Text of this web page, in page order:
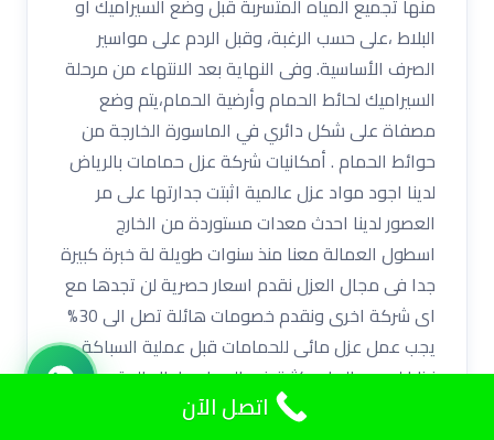
منها تجميع المياه المتسربة قبل وضع السيراميك أو
البلاط ،على حسب الرغبة، وقبل الردم على مواسير
الصرف الأساسية. وفى النهاية بعد الانتهاء من مرحلة
السيراميك لحائط الحمام وأرضية الحمام،يتم وضع
مصفاة على شكل دائري في الماسورة الخارجة من
حوائط الحمام . أمكانيات شركة عزل حمامات بالرياض
لدينا اجود مواد عزل عالمية اثبتت جدارتها على مر
العصور لدينا احدث معدات مستوردة من الخارج
اسطول العمالة معنا منذ سنوات طويلة لة خبرة كبيرة
جدا فى مجال العزل نقدم اسعار حصرية لن تجدها مع
اى شركة اخرى ونقدم خصومات هائلة تصل الى 30%
يجب عمل عزل مائى للحمامات قبل عملية السباكة
نظرا لوجود الماء بكثرة فى الحمام طوال الوقت
وتسريب المياة بسبب تاكل المواسير او تعرضها للصدا
اتصل الآن